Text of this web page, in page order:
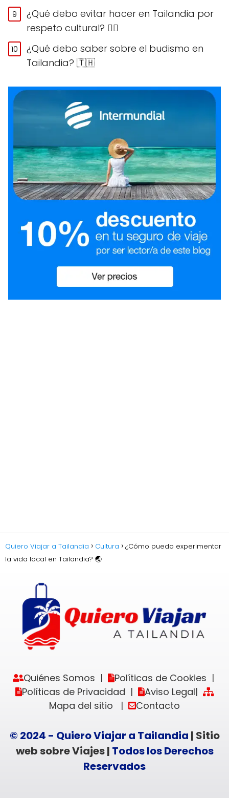
¿Qué debo evitar hacer en Tailandia por
respeto cultural? 🙅‍♀️
¿Qué debo saber sobre el budismo en
Tailandia? 🇹🇭
Quiero Viajar a Tailandia Cultura
¿Cómo puedo experimentar
la vida local en Tailandia? 🌏
Quiénes Somos | Políticas de Cookies |
Políticas de Privacidad | Aviso Legal|
Mapa del sitio | Contacto
© 2024 - Quiero Viajar a Tailandia | Sitio
web sobre Viajes | Todos los Derechos
Reservados